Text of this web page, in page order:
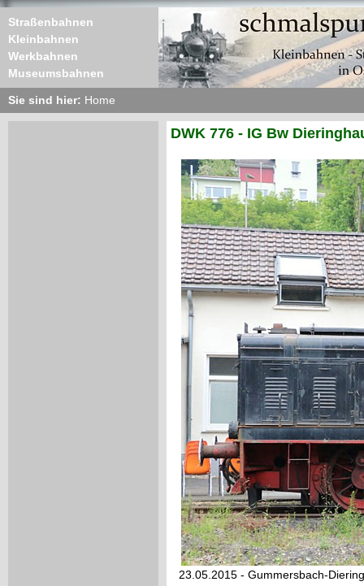
Straßenbahnen
Kleinbahnen
Werkbahnen
Museumsbahnen
Sie sind hier: Home
DWK 776 - IG Bw
23.05.2015 - Gummersbach-